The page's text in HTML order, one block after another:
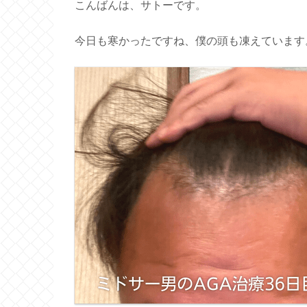
こんばんは、サトーです。
今日も寒かったですね、僕の頭も凍えています